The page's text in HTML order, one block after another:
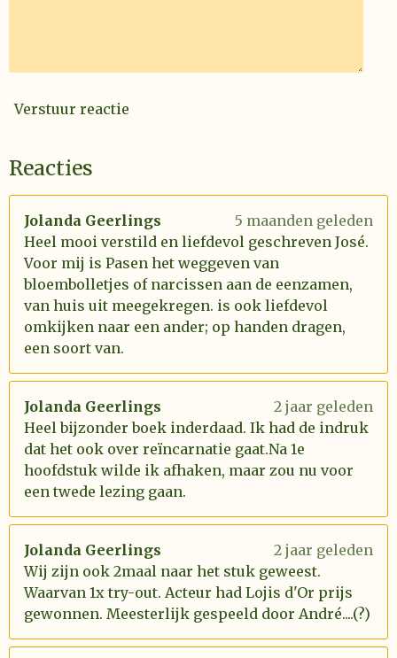
Verstuur reactie
Reacties
Jolanda Geerlings
5 maanden geleden
Heel mooi verstild en liefdevol geschreven José.
Voor mij is Pasen het weggeven van
bloembolletjes of narcissen aan de eenzamen,
van huis uit meegekregen. is ook liefdevol
omkijken naar een ander; op handen dragen,
een soort van.
Jolanda Geerlings
2 jaar geleden
Heel bijzonder boek inderdaad. Ik had de indruk
dat het ook over reïncarnatie gaat.Na 1e
hoofdstuk wilde ik afhaken, maar zou nu voor
een twede lezing gaan.
Jolanda Geerlings
2 jaar geleden
Wij zijn ook 2maal naar het stuk geweest.
Waarvan 1x try-out. Acteur had Lojis d'Or prijs
gewonnen. Meesterlijk gespeeld door André....(?)